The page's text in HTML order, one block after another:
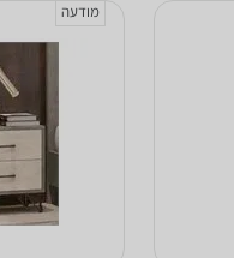
מודעה